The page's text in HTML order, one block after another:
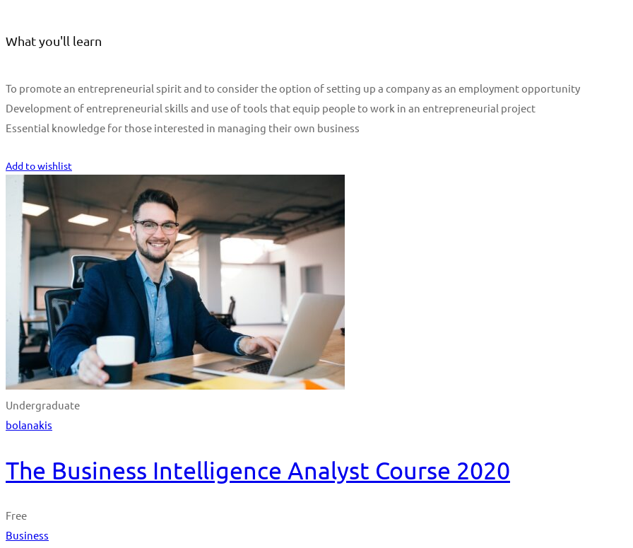
What you'll learn
To promote an entrepreneurial spirit and to consider the option of setting up a company as an employment opportunity
Development of entrepreneurial skills and use of tools that equip people to work in an entrepreneurial project
Essential knowledge for those interested in managing their own business
Add to wishlist
Undergraduate
bolanakis
The Business Intelligence Analyst Course 2020
Free
Business